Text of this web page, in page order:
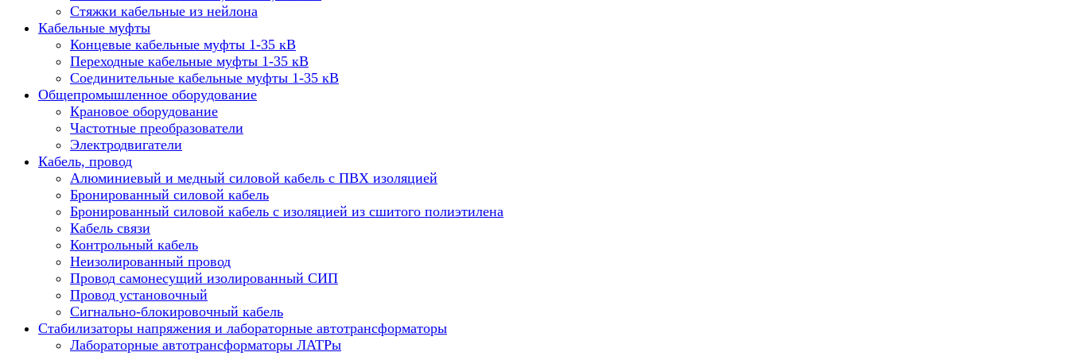
Стяжки кабельные из нейлона
Кабельные муфты
Концевые кабельные муфты 1-35 кВ
Переходные кабельные муфты 1-35 кВ
Соединительные кабельные муфты 1-35 кВ
Общепромышленное оборудование
Крановое оборудование
Частотные преобразователи
Электродвигатели
Кабель, провод
Алюминиевый и медный силовой кабель с ПВХ изоляцией
Бронированный силовой кабель
Бронированный силовой кабель с изоляцией из сшитого полиэтилена
Кабель связи
Контрольный кабель
Неизолированный провод
Провод самонесущий изолированный СИП
Провод установочный
Сигнально-блокировочный кабель
Стабилизаторы напряжения и лабораторные автотрансформаторы
Лабораторные автотрансформаторы ЛАТРы